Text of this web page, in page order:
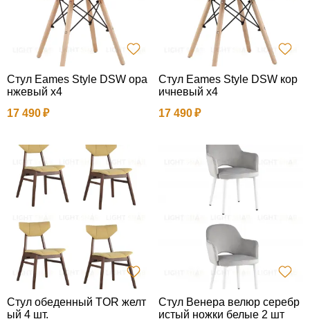
Стул Eames Style DSW ора
нжевый x4
17 490
Стул Eames Style DSW кор
ичневый x4
17 490
Стул обеденный TOR желт
ый 4 шт.
Стул Венера велюр серебр
истый ножки белые 2 шт